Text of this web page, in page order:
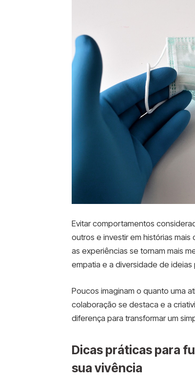
Evitar comportamentos
outros e investir em histórias
as experiências se tornam mais
empatia e a diversidade de ideias
Poucos imaginam o quanto uma
colaboração se destaca e a
diferença para transformar um
Dicas práticas para
sua vivência